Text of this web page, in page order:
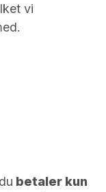
vi
betaler kun